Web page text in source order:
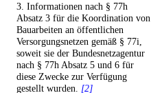
3. Informationen nach § 77h
Absatz 3 für die Koordination von
Bauarbeiten an öffentlichen
Versorgungsnetzen gemäß § 77i,
soweit sie der Bundesnetzagentur
nach § 77h Absatz 5 und 6 für
diese Zwecke zur Verfügung
gestellt wurden. [2]